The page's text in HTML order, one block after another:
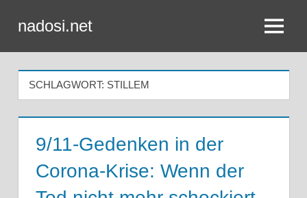
Inhalt
springen
nadosi.net Menü
SCHLAGWORT: STILLEM
9/11-Gedenken in der
Corona-Krise: Wenn der